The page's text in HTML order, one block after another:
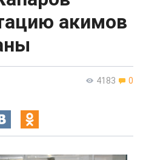
акимов
4183 0